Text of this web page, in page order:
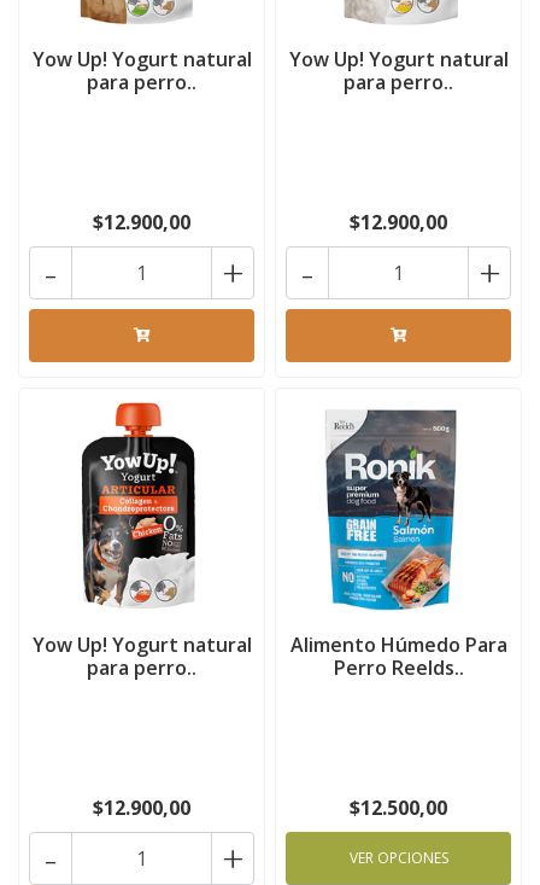
Yow Up! Yogurt natural
para perro..
$12.900,00
- +
Yow Up! Yogurt natural
para perro..
$12.900,00
- +
Yow Up! Yogurt natural
para perro..
$12.900,00
- +
Alimento Húmedo Para
Perro Reelds..
$12.500,00
VER OPCIONES